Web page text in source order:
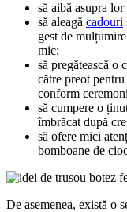
să aibă asupra
să aleagă cadouri
gest de
mic;
să pregătească o
către preot
conform
să cumpere o
îmbrăcat după
să ofere mici
bomboane de
De asemenea, există o